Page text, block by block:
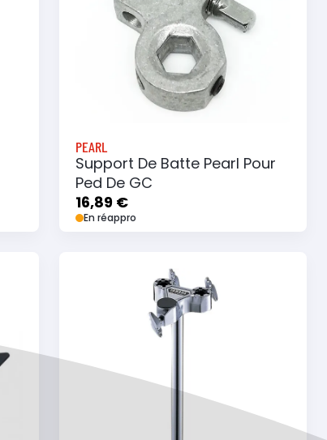
PEARL
Support De Batte Pearl Pour
Ped De GC
16,89 €
En réappro
Ajouter au panier
Ajouter à ma liste